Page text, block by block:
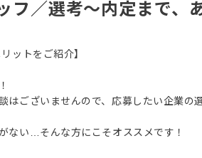
フ／選考～内定まで、
ットをご紹介】
はございませんので、応募したい企業の
ない…そんな方にこそオススメです！